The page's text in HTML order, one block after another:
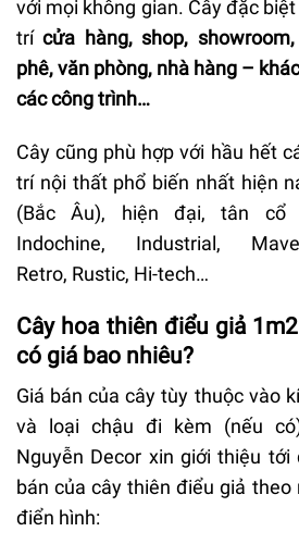
với mọi không gian. Cây đặc
trícửa hàng, shop,
phê, văn phòng, nhà hàng –
các công trình…
Cây cũng phù hợp với hầu hết
trí nội thất phổ biến nhất hiện
(Bắc Âu), hiện đại, tân
Indochine, Industrial,
Retro, Rustic, Hi-tech…
Cây hoa thiên điểu giả 1m2
có giá bao nhiêu?
Giá bán của cây tùy thuộc vào
và loại chậu đi kèm (nếu
Nguyễn Decor xin giới thiệu tới
bán của cây thiên điểu giả
điển hình: